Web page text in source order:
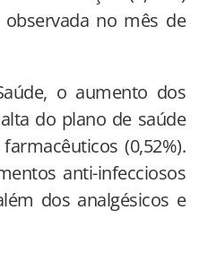
no mês de
o aumento dos
do plano de saúde
(0,52%).
anti-infecciosos
dos analgésicos e